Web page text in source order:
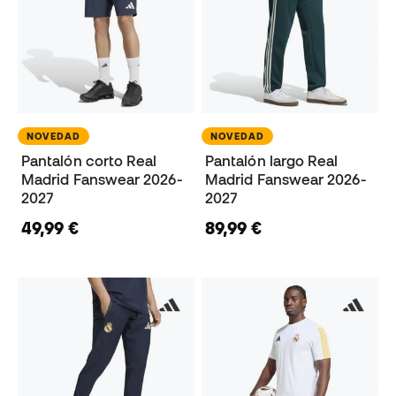
NOVEDAD
Pantalón corto Real
Madrid Fanswear 2026-
2027
49,99 €
NOVEDAD
Pantalón largo Real
Madrid Fanswear 2026-
2027
89,99 €